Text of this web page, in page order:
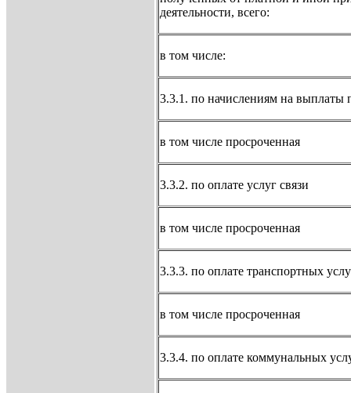
деятельности, всего:
в том числе:
3.3.1. по начислениям на выплаты
в том числе просроченная
3.3.2. по оплате услуг связи
в том числе просроченная
3.3.3. по оплате транспортных
в том числе просроченная
3.3.4. по оплате коммунальных